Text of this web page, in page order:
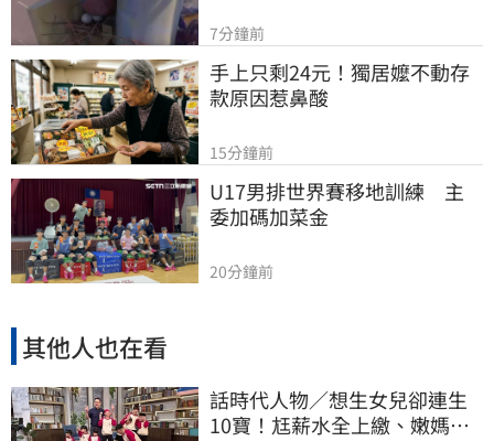
7分鐘前
手上只剩24元！獨居嬤不動存
款原因惹鼻酸
15分鐘前
U17男排世界賽移地訓練　主
委加碼加菜金
20分鐘前
其他人也在看
話時代人物／想生女兒卻連生
10寶！尪薪水全上繳、嫩媽吐